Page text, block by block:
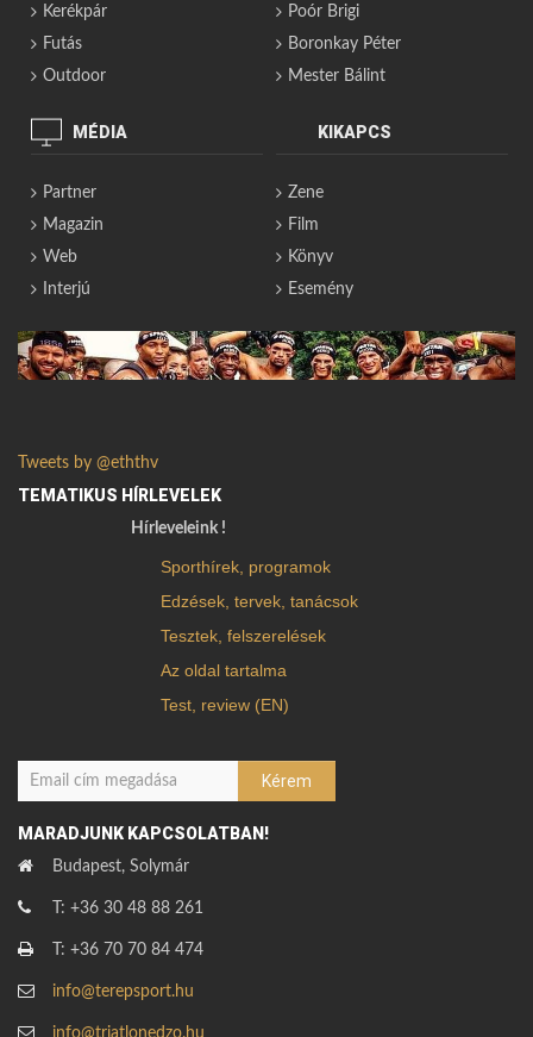
Kerékpár
Futás
Outdoor
Poór Brigi
Boronkay Péter
Mester Bálint
MÉDIA
Partner
Magazin
Web
Interjú
KIKAPCS
Zene
Film
Könyv
Esemény
Tweets by @eththv
TEMATIKUS HÍRLEVELEK
Hírleveleink !
Sporthírek, programok
Edzések, tervek, tanácsok
Tesztek, felszerelések
Az oldal tartalma
Test, review (EN)
MARADJUNK KAPCSOLATBAN!
Budapest, Solymár
T: +36 30 48 88 261
T: +36 70 70 84 474
info@terepsport.hu